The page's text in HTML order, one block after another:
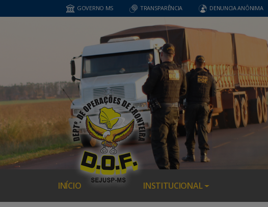
GOVERNO MS TRANSPARÊNCIA DENUNCIA ANÔNIMA
INÍCIO INSTITUCIONAL